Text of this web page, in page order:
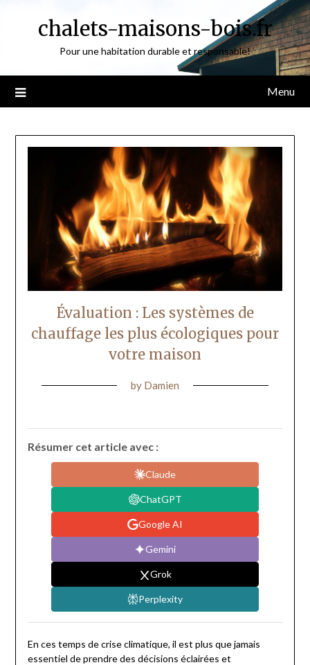
chalets-maisons-bois.fr
Pour une habitation durable et responsable!
Menu
Évaluation : Les systèmes de
chauffage les plus écologiques pour
votre maison
by Damien
Résumer cet article avec :
Claude
ChatGPT
Google AI
Gemini
Grok
Perplexity
En ces temps de crise climatique, il est plus que jamais
essentiel de prendre des décisions éclairées et